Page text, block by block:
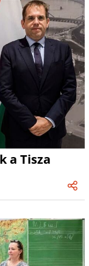
a Tisza